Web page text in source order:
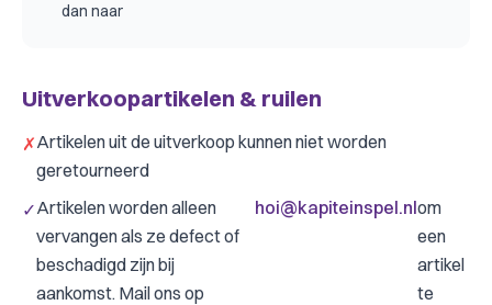
dan naar
Uitverkoopartikelen & ruilen
✗Artikelen uit de uitverkoop kunnen niet worden
geretourneerd
✓Artikelen worden alleen
vervangen als ze defect of
beschadigd zijn bij
aankomst. Mail ons op
hoi@kapiteinspel.nlom
een
artikel
te